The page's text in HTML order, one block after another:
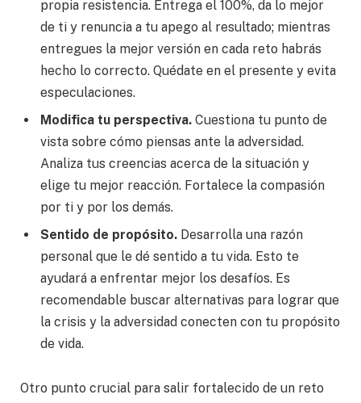
propia resistencia. Entrega el 100%, da lo mejor
de ti y renuncia a tu apego al resultado; mientras
entregues la mejor versión en cada reto habrás
hecho lo correcto. Quédate en el presente y evita
especulaciones.
Modifica tu perspectiva. Cuestiona tu punto de
vista sobre cómo piensas ante la adversidad.
Analiza tus creencias acerca de la situación y
elige tu mejor reacción. Fortalece la compasión
por ti y por los demás.
Sentido de propósito. Desarrolla una razón
personal que le dé sentido a tu vida. Esto te
ayudará a enfrentar mejor los desafíos. Es
recomendable buscar alternativas para lograr que
la crisis y la adversidad conecten con tu propósito
de vida.
Otro punto crucial para salir fortalecido de un reto